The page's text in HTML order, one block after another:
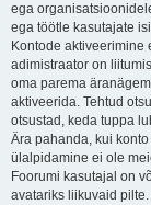
ega
ega töötle kasutajate
Kontode aktiveerimine
adimistraator on
oma parema
aktiveerida. Tehtud
otsustad, keda tuppa
Ära pahanda, kui
ülalpidamine ei ole
Foorumi kasutajal on
avatariks liikuvaid